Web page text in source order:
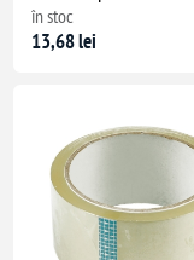
în stoc
13,68 lei